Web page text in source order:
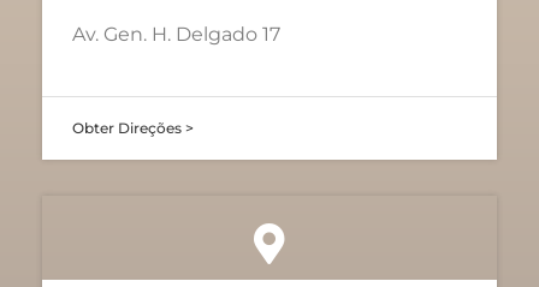
Av. Gen. H. Delgado 17
Obter Direções >